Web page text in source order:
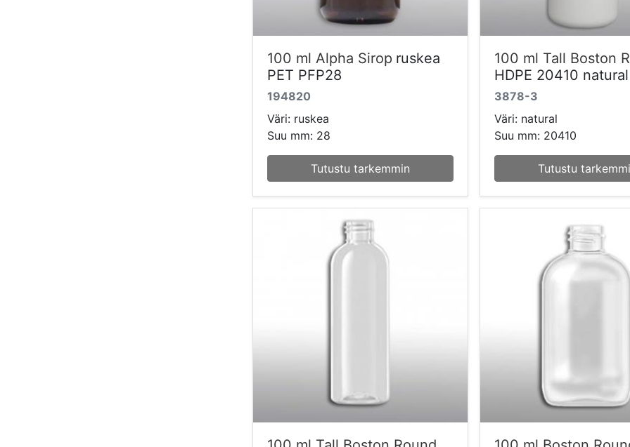
100 ml Alpha Sirop ruskea
PET PFP28
194820
Väri: ruskea
Suu mm: 28
Tutustu tarkemmin
100 ml Tall Boston
HDPE 20410 natural
3878-3
Väri: natural
Suu mm: 20410
Tutustu